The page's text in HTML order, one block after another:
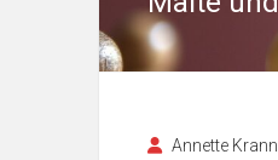
Annette